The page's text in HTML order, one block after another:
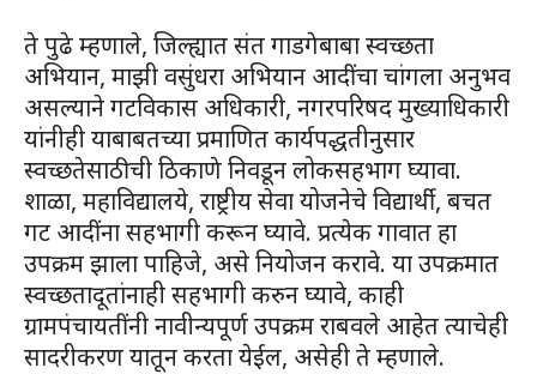
ते पुढे म्हणाले, जिल्ह्यात संत गाडगेबाबा स्वच्छता
अभियान, माझी वसुंधरा अभियान आदींचा चांगला अनुभव
असल्याने गटविकास अधिकारी, नगरपरिषद मुख्याधिकारी
यांनीही याबाबतच्या प्रमाणित कार्यपद्धतीनुसार
स्वच्छतेसाठीची ठिकाणे निवडून लोकसहभाग घ्यावा.
शाळा, महाविद्यालये, राष्ट्रीय सेवा योजनेचे विद्यार्थी, बचत
गट आदींना सहभागी करून घ्यावे. प्रत्येक गावात हा
उपक्रम झाला पाहिजे, असे नियोजन करावे. या उपक्रमात
स्वच्छतादूतांनाही सहभागी करुन घ्यावे, काही
ग्रामपंचायतींनी नावीन्यपूर्ण उपक्रम राबवले आहेत त्याचेही
सादरीकरण यातून करता येईल, असेही ते म्हणाले.